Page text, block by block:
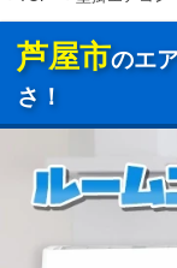
芦屋市のエ
さ！